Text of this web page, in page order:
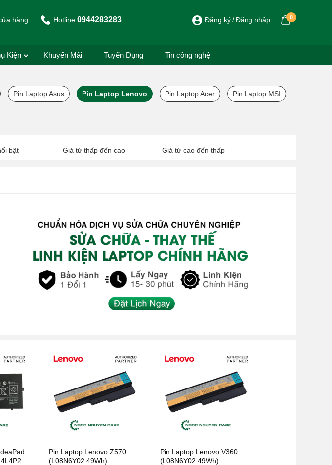
hàng Hotline0944283283 Đăng ký Đăng nhập 0
Kiện Khuyến Mãi Tuyển Dụng Tin công nghệ
Pin Laptop Asus Pin Laptop Lenovo Pin Laptop Acer Pin Laptop MSI
bật Giá từ thấp đến cao Giá từ cao đến thấp
Pin Laptop Lenovo Z570
(L08N6Y02 49Wh)
Pin Laptop Lenovo V360
(L08N6Y02 49Wh)